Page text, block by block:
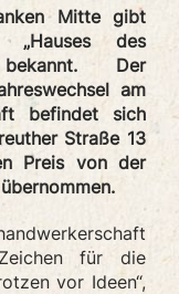
Mitte gibt
„Hauses des
Der
am
befindet sich
Straße 13
Preis von der
für die
vor Ideen“,